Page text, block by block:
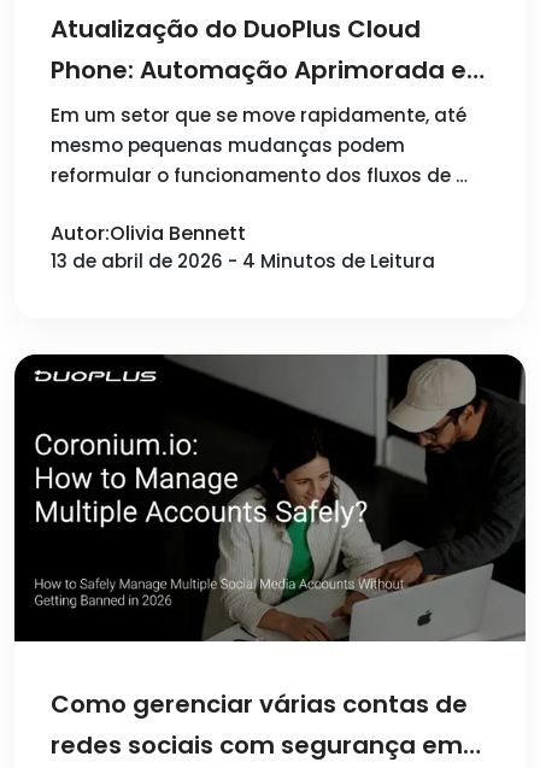
Atualização do DuoPlus Cloud
Phone: Automação Aprimorada e
Execução de Tarefas Mais Estável
Em um setor que se move rapidamente, até
mesmo pequenas mudanças podem
reformular o funcionamento dos fluxos de …
Autor:Olivia Bennett
13 de abril de 2026 - 4 Minutos de Leitura
Como gerenciar várias contas de
redes sociais com segurança em